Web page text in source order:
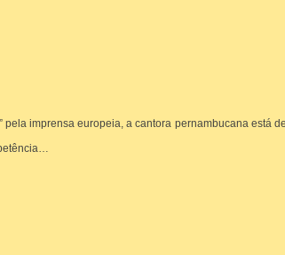
imprensa europeia, a cantora pernambucana está